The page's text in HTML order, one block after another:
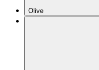
Olive